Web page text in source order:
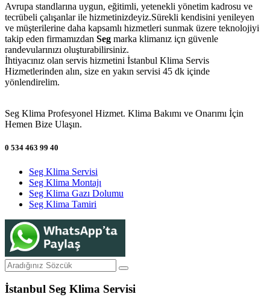
Avrupa standlarına uygun, eğitimli, yetenekli yönetim kadrosu ve
tecrübeli çalışanlar ile hizmetinizdeyiz.Sürekli kendisini yenileyen
ve müşterilerine daha kapsamlı hizmetleri sunmak üzere teknolojiyi
takip eden firmamızdan Seg marka klimanız içn güvenle
randevularınızı oluşturabilirsiniz.
İhtiyacınız olan servis hizmetini İstanbul Klima Servis
Hizmetlerinden alın, size en yakın servisi 45 dk içinde
yönlendirelim.
Seg Klima Profesyonel Hizmet. Klima Bakımı ve Onarımı İçin
Hemen Bize Ulaşın.
0 534 463 99 40
Seg Klima Servisi
Seg Klima Montajı
Seg Klima Gazı Dolumu
Seg Klima Tamiri
İstanbul Seg Klima Servisi